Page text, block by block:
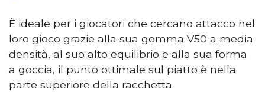
È ideale per i giocatori che cercano attacco nel
loro gioco grazie alla sua gomma V50 a media
densità, al suo alto equilibrio e alla sua forma
a goccia, il punto ottimale sul piatto è nella
parte superiore della racchetta.